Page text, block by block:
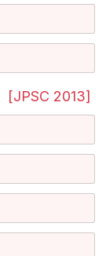
[JPSC 2013]